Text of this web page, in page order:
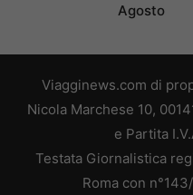
Agosto
Viagginews.com di
Nicola Marchese 10,
e Partita
Testata Giornalistica
Roma con